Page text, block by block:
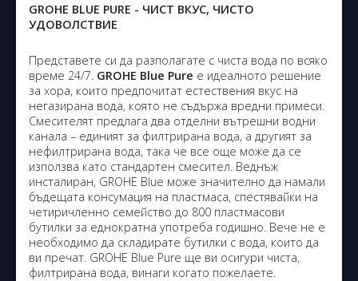
GROHE BLUE PURE - ЧИСТ ВКУС, ЧИСТО
УДОВОЛСТВИЕ
Представете си да разполагате с чиста вода по всяко
време 24/7. GROHE Blue Pure е идеалното решение
за хора, които предпочитат естествения вкус на
негазирана вода, която не съдържа вредни примеси.
Смесителят предлага два отделни вътрешни водни
канала – единият за филтрирана вода, а другият за
нефилтрирана вода, така че все още може да се
използва като стандартен смесител. Веднъж
инсталиран, GROHE Blue може значително да намали
бъдещата консумация на пластмаса, спестявайки на
четиричленно семейство до 800 пластмасови
бутилки за еднократна употреба годишно. Вече не е
необходимо да складирате бутилки с вода, които да
ви пречат. GROHE Blue Pure ще ви осигури чиста,
филтрирана вода, винаги когато пожелаете.